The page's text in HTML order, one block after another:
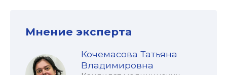
Мнение эксперта
Кочемасова Татьяна
Владимировна